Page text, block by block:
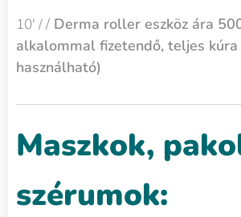
10' // Derma roller eszköz ára
alkalommal fizetendő, teljes
használható)
Maszkok,
szérumok: